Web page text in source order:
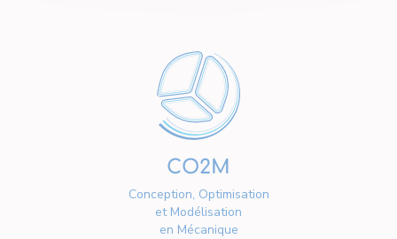
CO2M
Conception, Optimisation
et Modélisation
en Mécanique